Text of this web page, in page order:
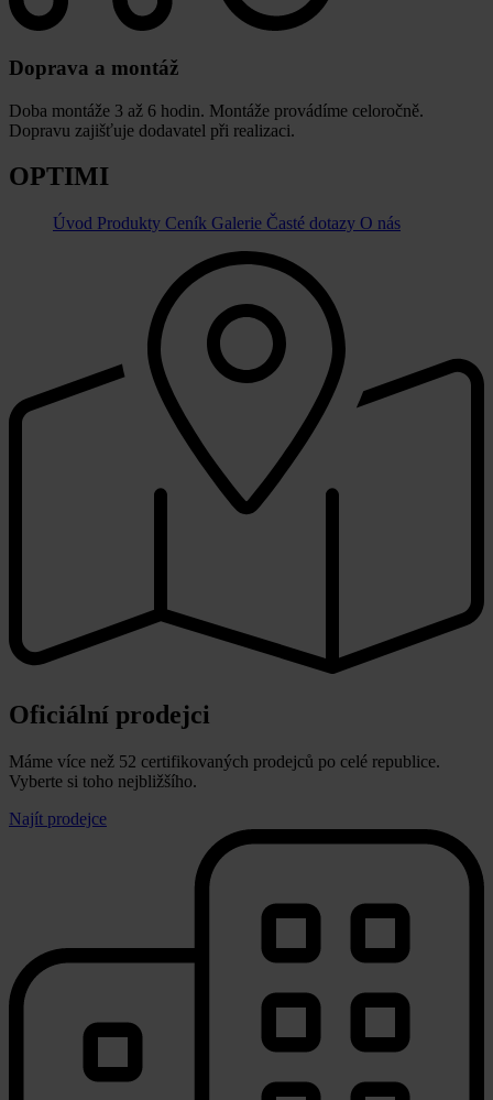
Doprava a montáž
Doba montáže 3 až 6 hodin. Montáže provádíme celoročně.
Dopravu zajišťuje dodavatel při realizaci.
OPTIMI
Úvod Produkty Ceník Galerie Časté dotazy O nás
Oficiální prodejci
Máme více než 52 certifikovaných prodejců po celé republice.
Vyberte si toho nejbližšího.
Najít prodejce